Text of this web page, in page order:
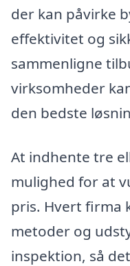
der kan påvirke
effektivitet og
sammenligne
virksomheder
den bedste
At indhente tre
mulighed for at
pris. Hvert firma
metoder og
inspektion, så